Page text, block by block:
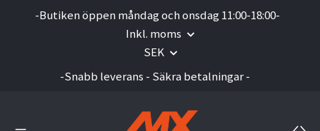
-Butiken öppen måndag och onsdag 11:00-18:00-
Inkl. moms
SEK
-Snabb leverans - Säkra betalningar -